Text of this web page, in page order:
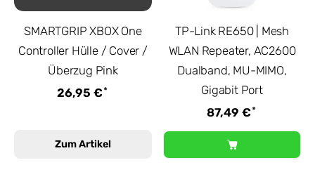
SMARTGRIP XBOX One
Controller Hülle / Cover /
Überzug Pink
26,95 €*
Zum Artikel
TP-Link RE650 | Mesh
WLAN Repeater, AC2600
Dualband, MU-MIMO,
Gigabit Port
87,49 €*